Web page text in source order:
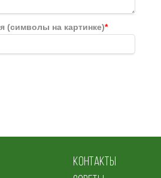
(символы на картинке)*
КОНТАКТЫ